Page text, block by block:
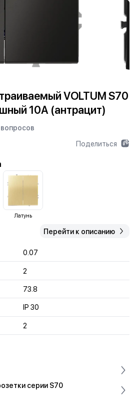
VOLTUM S70
10А (антрацит)
Поделиться
Латунь
Перейти к описанию
0.07
2
73.8
IP 30
2
серии S70